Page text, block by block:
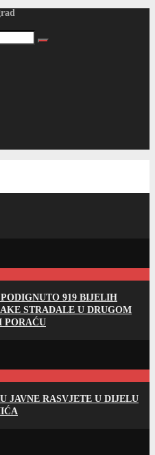
919 BIJELIH
STRADALE U DRUGOM
PORAĆU
JAVNE RASVJETE U DIJELU